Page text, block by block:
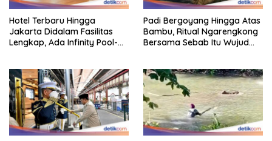
Hotel Terbaru Hingga
Jakarta Didalam Fasilitas
Lengkap, Ada Infinity Pool-
Padi Bergoyang Hingga Atas
Bambu, Ritual Ngarengkong
Bersama Sebab Itu Wujud